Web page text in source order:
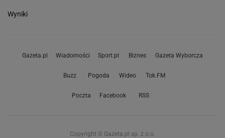
Wyniki
Gazeta.pl Wiadomości Sport.pl Biznes Gazeta Wyborcza
Buzz Pogoda Wideo Tok.FM
Poczta Facebook RSS
Copyright © Gazeta.pl sp. z o.o.